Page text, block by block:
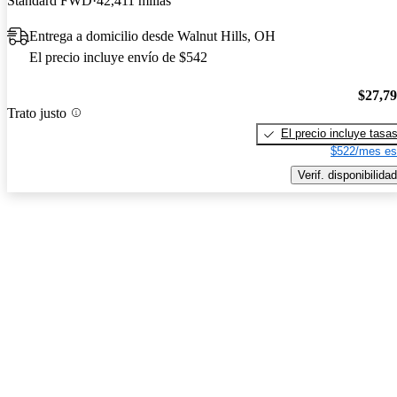
Entrega a domicilio desde Walnut Hills, OH
El precio incluye envío de $542
Trato justo
El precio incluye tasas
$522/mes
Verif. disponibilidad